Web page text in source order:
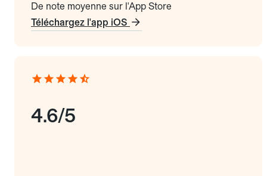
De note moyenne sur l'App Store
Téléchargez l'app iOS
4.6/5